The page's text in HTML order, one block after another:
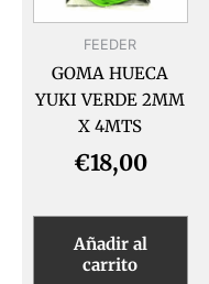
FEEDER
GOMA HUECA
YUKI VERDE 2MM
X 4MTS
€18,00
Añadir al
carrito